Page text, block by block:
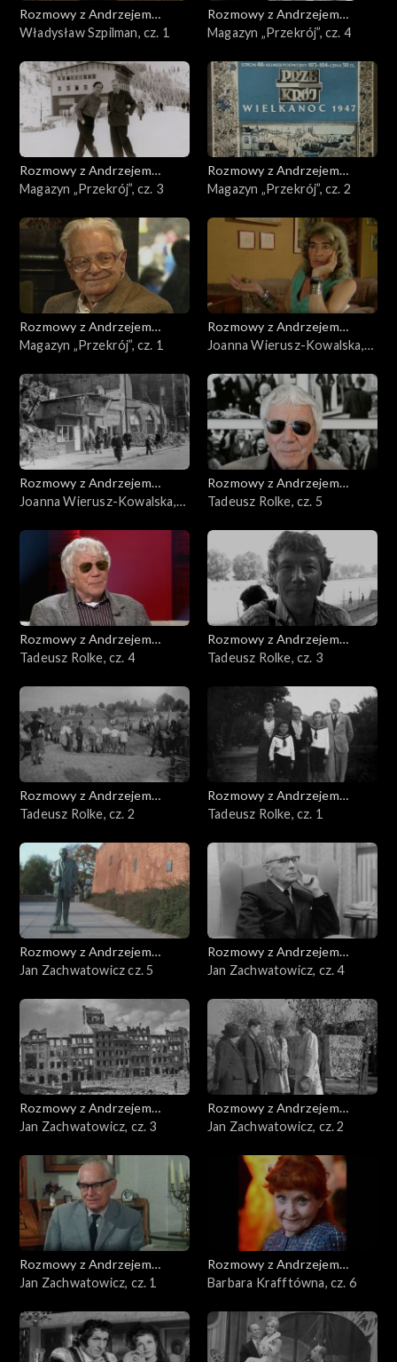
Rozmowy z Andrzejem
Doboszem
Władysław Szpilman, cz. 1
Rozmowy z Andrzejem
Doboszem
Magazyn „Przekrój”, cz. 4
Rozmowy z Andrzejem
Doboszem
Magazyn „Przekrój”, cz. 3
Rozmowy z Andrzejem
Doboszem
Magazyn „Przekrój”, cz. 2
Rozmowy z Andrzejem
Doboszem
Magazyn „Przekrój”, cz. 1
Rozmowy z Andrzejem
Doboszem
Joanna Wierusz-Kowalska,
Rozmowy z Andrzejem
Doboszem
Joanna Wierusz-Kowalska,
Rozmowy z Andrzejem
Doboszem
Tadeusz Rolke, cz. 5
Rozmowy z Andrzejem
Doboszem
Tadeusz Rolke, cz. 4
Rozmowy z Andrzejem
Doboszem
Tadeusz Rolke, cz. 3
Rozmowy z Andrzejem
Doboszem
Tadeusz Rolke, cz. 2
Rozmowy z Andrzejem
Doboszem
Tadeusz Rolke, cz. 1
Rozmowy z Andrzejem
Doboszem
Jan Zachwatowicz cz. 5
Rozmowy z Andrzejem
Doboszem
Jan Zachwatowicz, cz. 4
Rozmowy z Andrzejem
Doboszem
Jan Zachwatowicz, cz. 3
Rozmowy z Andrzejem
Doboszem
Jan Zachwatowicz, cz. 2
Rozmowy z Andrzejem
Doboszem
Jan Zachwatowicz, cz. 1
Rozmowy z Andrzejem
Doboszem
Barbara Krafftówna, cz. 6